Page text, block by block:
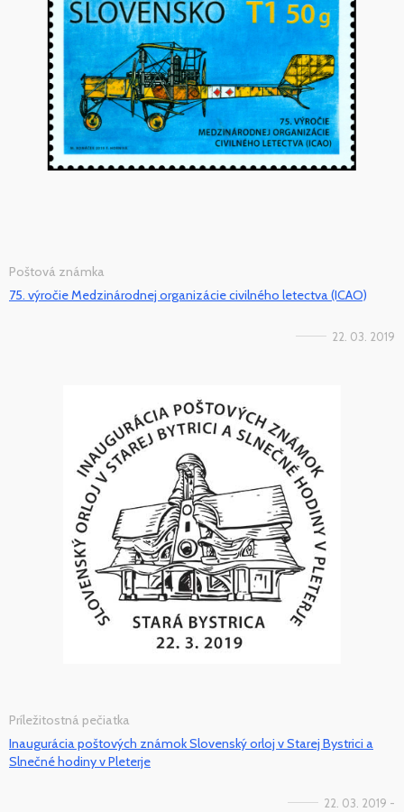
Poštová známka
75. výročie Medzinárodnej organizácie civilného letectva (ICAO)
22. 03. 2019
Príležitostná pečiatka
Inaugurácia poštových známok Slovenský orloj v Starej Bystrici a
Slnečné hodiny v Pleterje
22. 03. 2019 -